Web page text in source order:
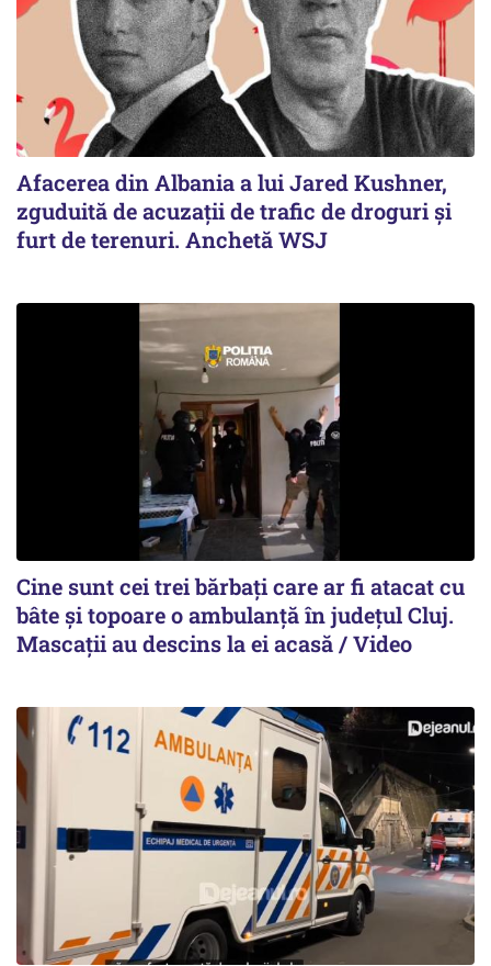
Afacerea din Albania a lui Jared Kushner,
zguduită de acuzații de trafic de droguri și
furt de terenuri. Anchetă WSJ
Cine sunt cei trei bărbați care ar fi atacat cu
bâte și topoare o ambulanță în județul Cluj.
Mascații au descins la ei acasă / Video